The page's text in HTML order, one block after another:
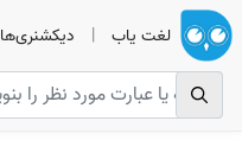
لغت یاب | دیکشنری‌ها